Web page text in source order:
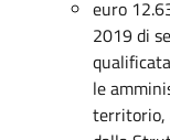
euro
2019 di
le
territorio,